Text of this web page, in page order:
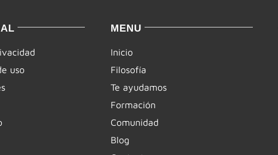
uso
MENU
Inicio
Filosofía
Te ayudamos
Formación
Comunidad
Blog